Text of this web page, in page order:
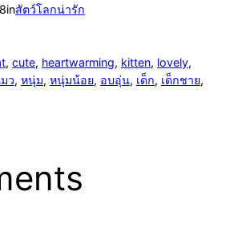
inสัตว์โลกน่ารัก
, cute, heartwarming, kitten, lovely
ว, หนุ่ม, หนุ่มน้อย, อบอุ่น, เด็ก, เด็กชาย